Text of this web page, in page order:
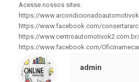
Acesse nossos sites:
https://
https://www.facebook.com/
https://www.centroautomotivok2.com.br/
https://www.facebook.com/
admin